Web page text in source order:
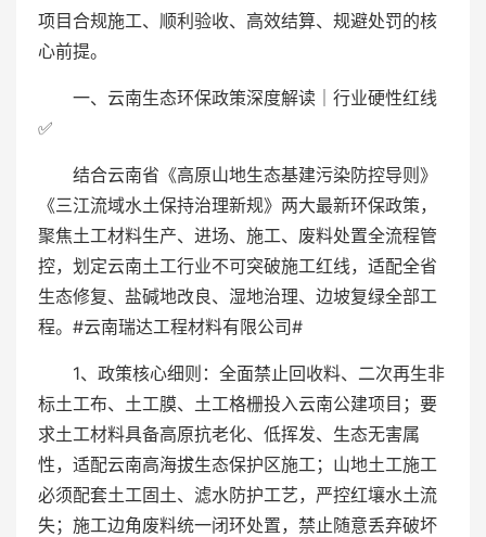
项目合规施工、顺利验收、高效结算、规避处罚的核
心前提。
一、云南生态环保政策深度解读｜行业硬性红线
✅
结合云南省《高原山地生态基建污染防控导则》
《三江流域水土保持治理新规》两大最新环保政策，
聚焦土工材料生产、进场、施工、废料处置全流程管
控，划定云南土工行业不可突破施工红线，适配全省
生态修复、盐碱地改良、湿地治理、边坡复绿全部工
程。#云南瑞达工程材料有限公司#
1、政策核心细则：全面禁止回收料、二次再生非
标土工布、土工膜、土工格栅投入云南公建项目；要
求土工材料具备高原抗老化、低挥发、生态无害属
性，适配云南高海拔生态保护区施工；山地土工施工
必须配套土工固土、滤水防护工艺，严控红壤水土流
失；施工边角废料统一闭环处置，禁止随意丢弃破坏